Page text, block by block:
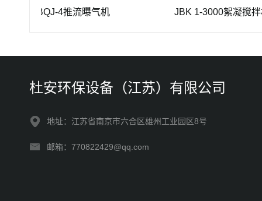
TBQJ-4推流曝气机 JBK 1-3000絮凝搅拌机
杜安环保设备（江苏）有限公司
地址：江苏省南京市六合区雄州工业园区8号
邮箱：770822429@qq.com